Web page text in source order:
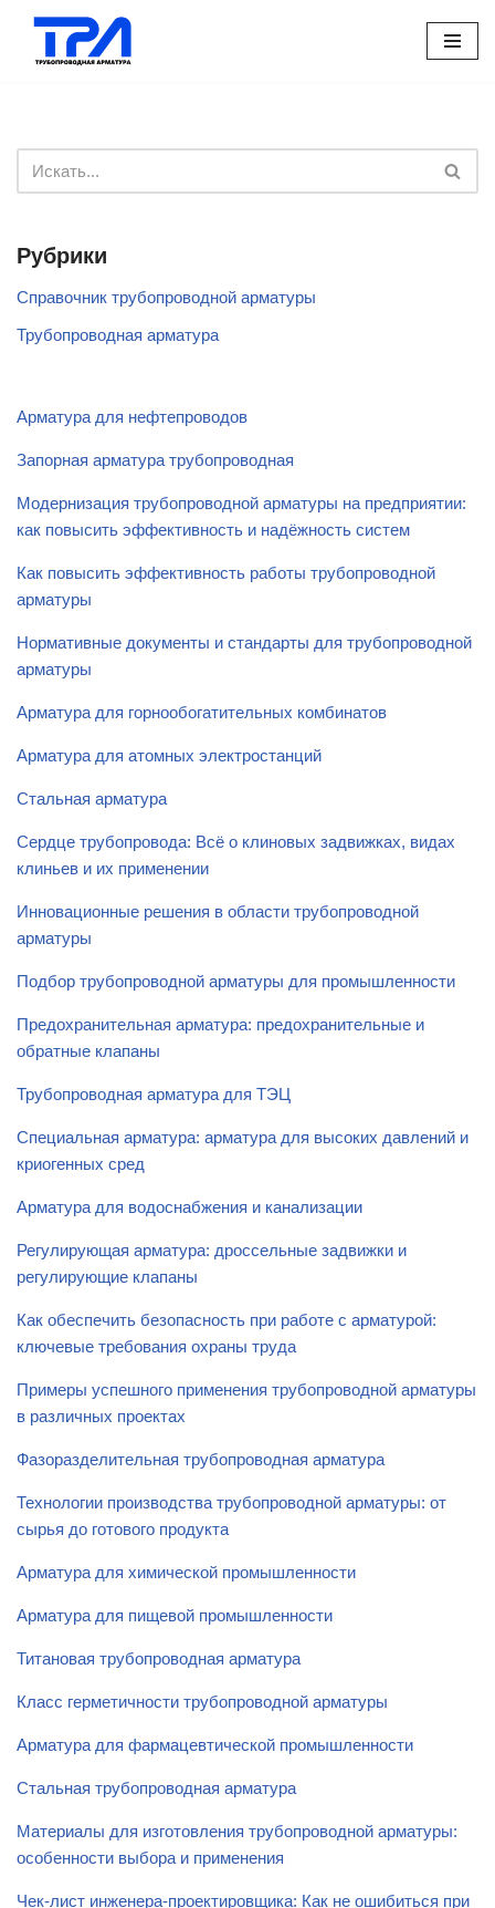
Перейти
Рубрики
Справочник трубопроводной арматуры
Трубопроводная арматура
Арматура для нефтепроводов
Запорная арматура трубопроводная
Модернизация трубопроводной арматуры на предприятии:
как повысить эффективность и надёжность систем
Как повысить эффективность работы трубопроводной
арматуры
Нормативные документы и стандарты для трубопроводной
арматуры
Арматура для горнообогатительных комбинатов
Арматура для атомных электростанций
Стальная арматура
Сердце трубопровода: Всё о клиновых задвижках, видах
клиньев и их применении
Инновационные решения в области трубопроводной
арматуры
Подбор трубопроводной арматуры для промышленности
Предохранительная арматура: предохранительные и
обратные клапаны
Трубопроводная арматура для ТЭЦ
Специальная арматура: арматура для высоких давлений и
криогенных сред
Арматура для водоснабжения и канализации
Регулирующая арматура: дроссельные задвижки и
регулирующие клапаны
Как обеспечить безопасность при работе с арматурой:
ключевые требования охраны труда
Примеры успешного применения трубопроводной арматуры
в различных проектах
Фазоразделительная трубопроводная арматура
Технологии производства трубопроводной арматуры: от
сырья до готового продукта
Арматура для химической промышленности
Арматура для пищевой промышленности
Титановая трубопроводная арматура
Класс герметичности трубопроводной арматуры
Арматура для фармацевтической промышленности
Стальная трубопроводная арматура
Материалы для изготовления трубопроводной арматуры:
особенности выбора и применения
Чек-лист инженера-проектировщика: Как не ошибиться при